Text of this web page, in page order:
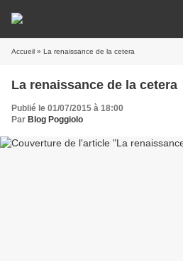
Accueil » La renaissance de la cetera
La renaissance de la cetera
Publié le 01/07/2015 à 18:00
Par Blog Poggiolo